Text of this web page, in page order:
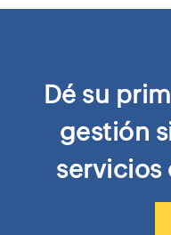
Dé su
gestión
servicios